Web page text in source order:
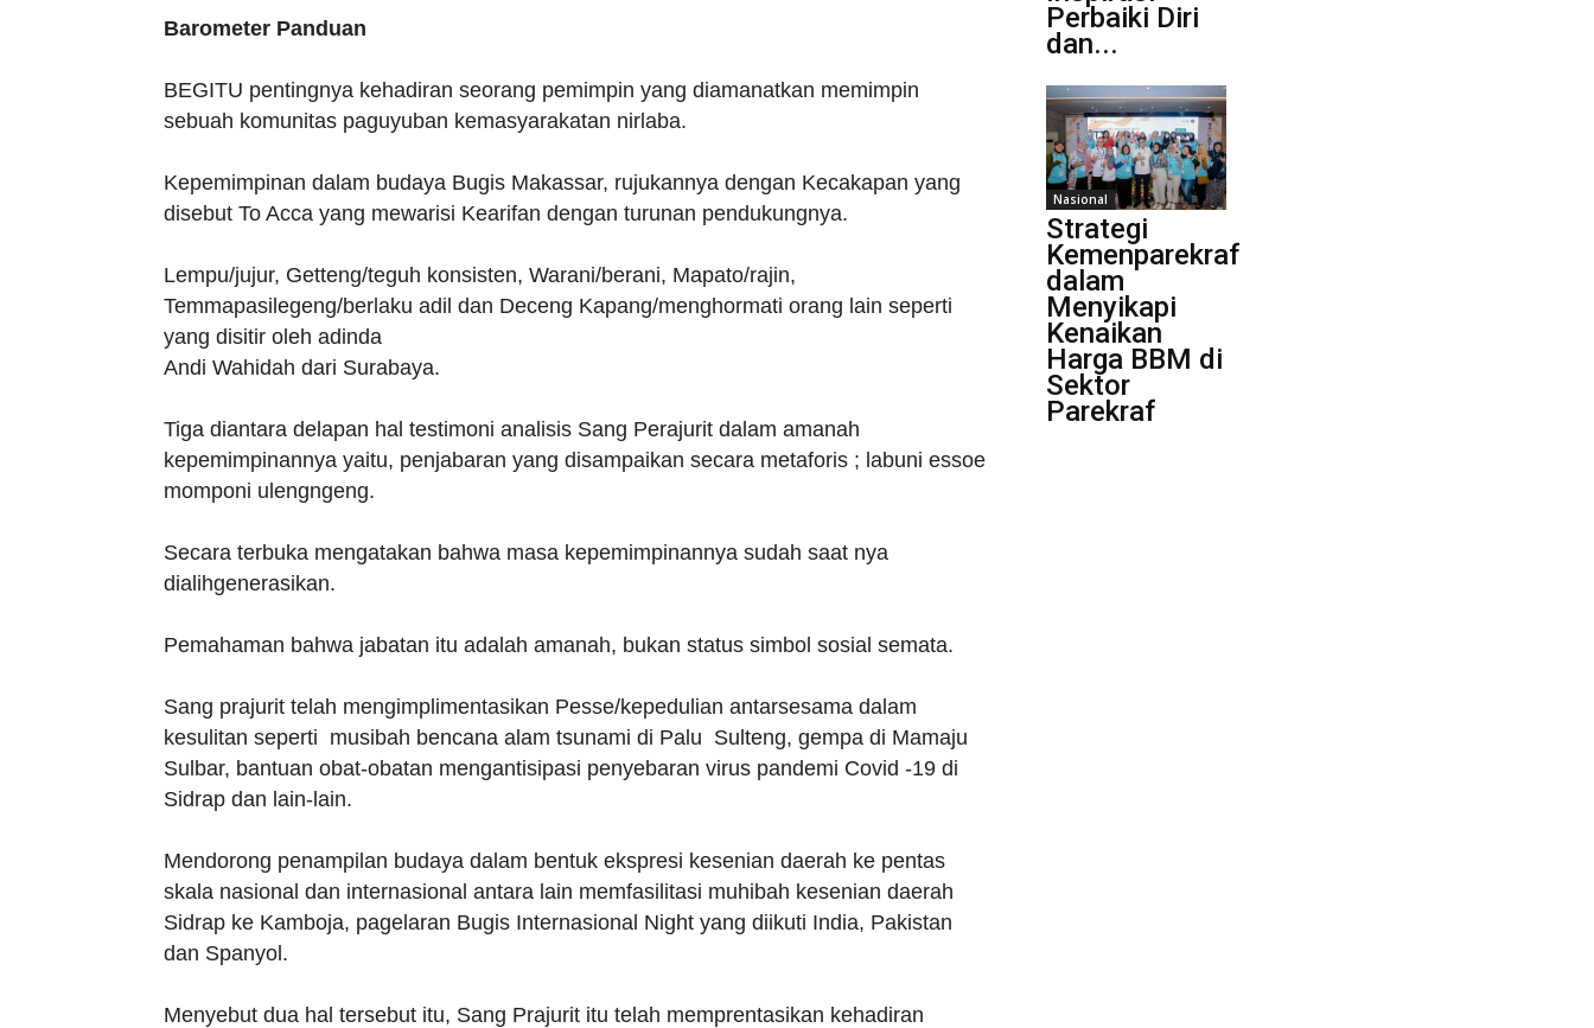
Barometer Panduan
BEGITU pentingnya kehadiran seorang pemimpin yang diamanatkan memimpin
sebuah komunitas paguyuban kemasyarakatan nirlaba.
Kepemimpinan dalam budaya Bugis Makassar, rujukannya dengan Kecakapan yang
disebut To Acca yang mewarisi Kearifan dengan turunan pendukungnya.
Lempu/jujur, Getteng/teguh konsisten, Warani/berani, Mapato/rajin,
Temmapasilegeng/berlaku adil dan Deceng Kapang/menghormati orang lain seperti
yang disitir oleh adinda
Andi Wahidah dari Surabaya.
Tiga diantara delapan hal testimoni analisis Sang Perajurit dalam amanah
kepemimpinannya yaitu, penjabaran yang disampaikan secara metaforis ; labuni essoe
momponi ulengngeng.
Secara terbuka mengatakan bahwa masa kepemimpinannya sudah saat nya
dialihgenerasikan.
Pemahaman bahwa jabatan itu adalah amanah, bukan status simbol sosial semata.
Sang prajurit telah mengimplimentasikan Pesse/kepedulian antarsesama dalam
kesulitan seperti musibah bencana alam tsunami di Palu Sulteng, gempa di Mamaju
Sulbar, bantuan obat-obatan mengantisipasi penyebaran virus pandemi Covid -19 di
Sidrap dan lain-lain.
Mendorong penampilan budaya dalam bentuk ekspresi kesenian daerah ke pentas
skala nasional dan internasional antara lain memfasilitasi muhibah kesenian daerah
Sidrap ke Kamboja, pagelaran Bugis Internasional Night yang diikuti India, Pakistan
dan Spanyol.
Menyebut dua hal tersebut itu, Sang Prajurit itu telah memprentasikan kehadiran
Perbaiki Diri
dan...
Nasional
Strategi
Kemenparekraf
dalam
Menyikapi
Kenaikan
Harga BBM di
Sektor
Parekraf